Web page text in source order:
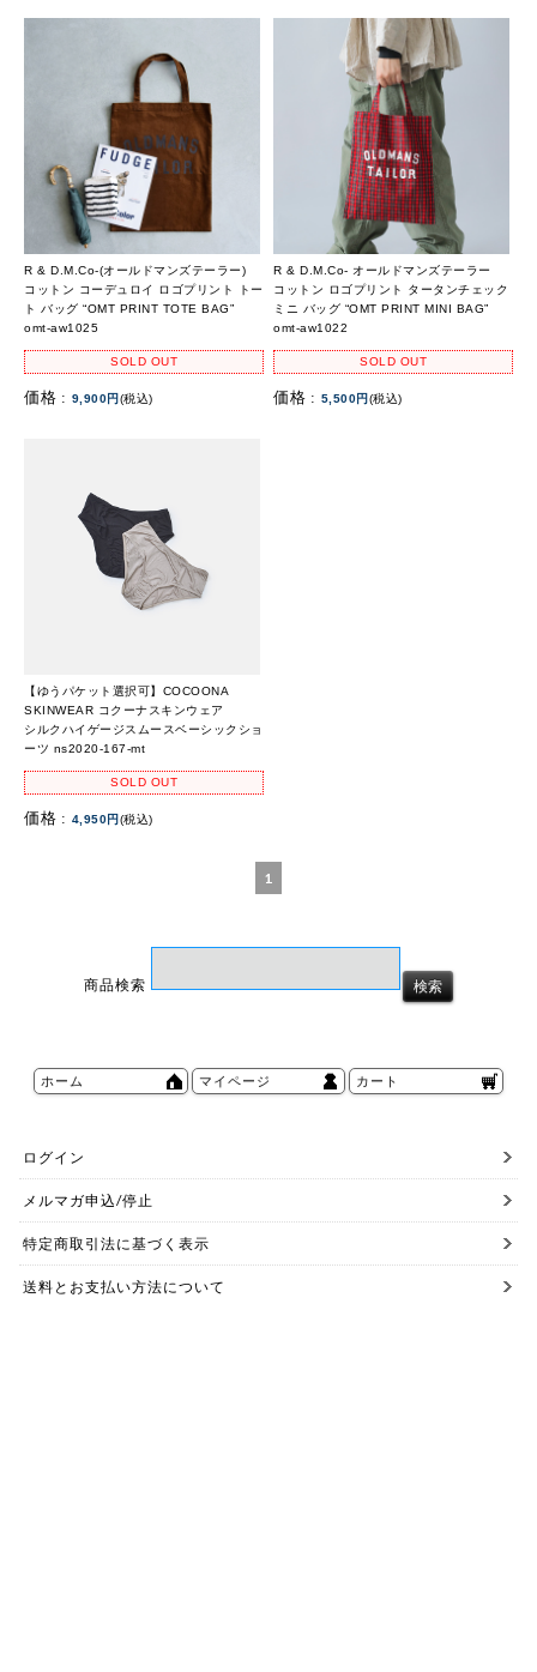
R & D.M.Co-(オールドマンズテーラー)
コットン コーデュロイ ロゴプリント トー
ト バッグ “OMT PRINT TOTE BAG”
omt-aw1025
SOLD OUT
価格 : 9,900円(税込)
R & D.M.Co- オールドマンズテーラー
コットン ロゴプリント タータンチェック
ミニ バッグ “OMT PRINT MINI BAG”
omt-aw1022
SOLD OUT
価格 : 5,500円(税込)
【ゆうパケット選択可】COCOONA
SKINWEAR コクーナスキンウェア
シルクハイゲージスムースベーシックショ
ーツ ns2020-167-mt
SOLD OUT
価格 : 4,950円(税込)
1
商品検索
ホーム マイページ カート
ログイン
メルマガ申込/停止
特定商取引法に基づく表示
送料とお支払い方法について